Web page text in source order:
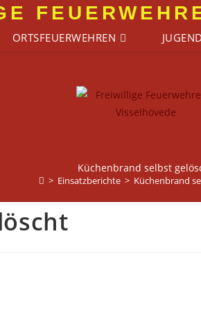
ORTSFEUERWEHREN
Küchenbrand selbst
> Einsatzberichte > Küchenbrand